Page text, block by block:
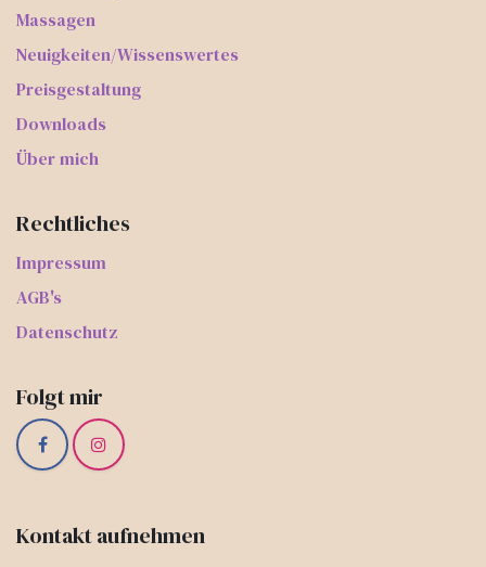
Massagen
Neuigkeiten/Wissenswertes
Preisgestaltung
Downloads
Über mich
Rechtliches
Impressum
AGB's
Datenschutz
Folgt mir
Kontakt aufnehmen